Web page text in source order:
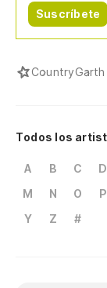
Suscríbete
Country
Todos los
A B C D
M
N O P
Y
Z #